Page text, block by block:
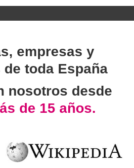
empresas y
toda España
nosotros desde
de 15 años.